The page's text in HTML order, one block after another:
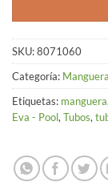
SKU:8071060
Categoría:
Etiquetas: manguera,
Eva - Pool, Tubos,